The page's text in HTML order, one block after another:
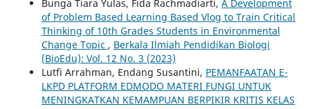
Bunga Tiara Yulas, Fida Rachmadiarti, A Development
of Problem Based Learning Based Vlog to Train Critical
Thinking of 10th Grades Students in Environmental
Change Topic , Berkala Ilmiah Pendidikan Biologi
(BioEdu): Vol. 12 No. 3 (2023)
Lutfi Arrahman, Endang Susantini, PEMANFAATAN E-
LKPD PLATFORM EDMODO MATERI FUNGI UNTUK
MENINGKATKAN KEMAMPUAN BERPIKIR KRITIS KELAS